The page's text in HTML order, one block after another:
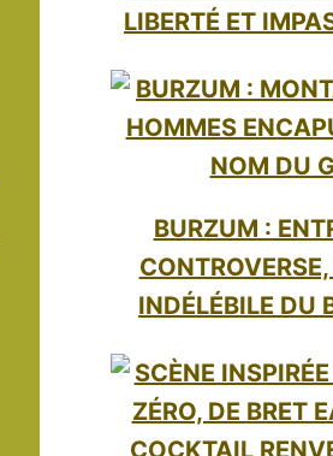
LIBERTÉ ET
BURZUM :
CONTROVERSE,
INDÉLÉBILE DU